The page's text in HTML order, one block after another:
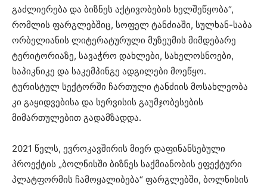
გაძლიერება და ბიზნეს აქტივობების ხელშეწყობა“,
რომლის ფარგლებშიც, სოფელ ტანძიაში, სულხან-საბა
ორბელიანის ლიტერატურული მუზეუმის მიმდებარე
ტერიტორიაზე, სავაჭრო დახლები, სახელოსნოები,
საპიკნიკე და საკემპინგე ადგილები მოეწყო.
ტურისტულ სექტორში ჩართული ტანძიის მოსახლეობა
კი გაყიდვებისა და სერვისის გაუმჯობესების
მიმართულებით გადამზადდა.
2021 წელს, ევროკავშირის მიერ დაფინანსებული
პროექტის „ბოლნისში ბიზნეს საქმიანობის ეფექტური
პლატფორმის ჩამოყალიბება“ ფარგლებში, ბოლნისის